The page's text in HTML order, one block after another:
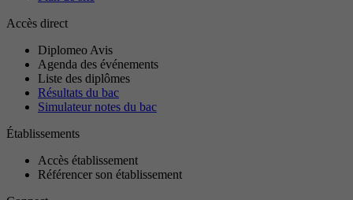
Accès direct
Diplomeo Avis
Agenda des événements
Liste des diplômes
Résultats du bac
Simulateur notes du bac
Établissements
Accès établissement
Référencer son établissement